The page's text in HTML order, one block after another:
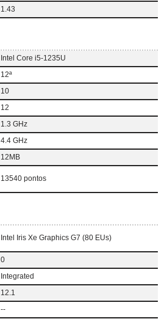
1.43
Intel Core i5-1235U
12ª
10
12
1.3 GHz
4.4 GHz
12MB
13540 pontos
Intel Iris Xe Graphics G7 (80 EUs)
0
Integrated
12.1
--